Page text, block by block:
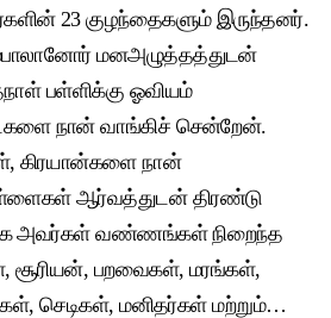
23 குழந்தைகளும் இருந்தனர்.
மனஅழுத்தத்துடன்
பள்ளிக்கு ஓவியம்
நான் வாங்கிச் சென்றேன்.
கிரயான்களை நான்
ஆர்வத்துடன் திரண்டு
அவர்கள் வண்ணங்கள் நிறைந்த
சூரியன், பறவைகள், மரங்கள்,
செடிகள், மனிதர்கள் மற்றும்…